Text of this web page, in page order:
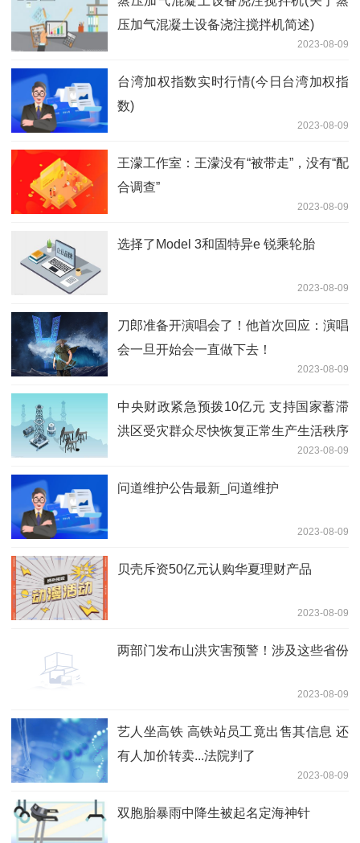
压加气混凝土设备浇注搅拌机简述)
2023-08-09
台湾加权指数实时行情(今日台湾加权指
数)
2023-08-09
王濛工作室：王濛没有“被带走”，没有“配
合调查”
2023-08-09
选择了Model 3和固特异e 锐乘轮胎
2023-08-09
刀郎准备开演唱会了！他首次回应：演唱
会一旦开始会一直做下去！
2023-08-09
中央财政紧急预拨10亿元 支持国家蓄滞
洪区受灾群众尽快恢复正常生产生活秩序
2023-08-09
问道维护公告最新_问道维护
2023-08-09
贝壳斥资50亿元认购华夏理财产品
2023-08-09
两部门发布山洪灾害预警！涉及这些省份
2023-08-09
艺人坐高铁 高铁站员工竟出售其信息 还
有人加价转卖...法院判了
2023-08-09
双胞胎暴雨中降生被起名定海神针